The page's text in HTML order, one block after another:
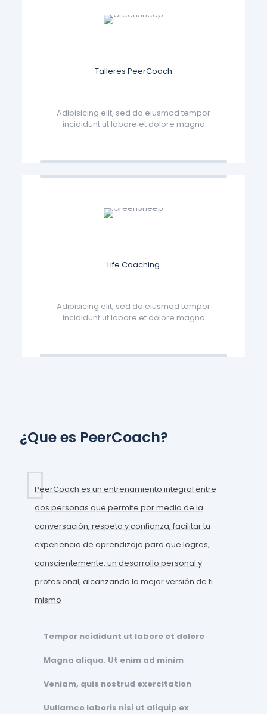
Talleres PeerCoach
Adipisicing elit, sed do eiusmod tempor
incididunt ut labore et dolore magna
Life Coaching
Adipisicing elit, sed do eiusmod tempor
incididunt ut labore et dolore magna
¿Que es PeerCoach?
PeerCoach es un entrenamiento integral entre
dos personas que permite por medio de la
conversación, respeto y confianza, facilitar tu
experiencia de aprendizaje para que logres,
conscientemente, un desarrollo personal y
profesional, alcanzando la mejor versión de ti
mismo
Tempor ncididunt ut labore et dolore
Magna aliqua. Ut enim ad minim
Veniam, quis nostrud exercitation
Uullamco laboris nisi ut aliquip ex